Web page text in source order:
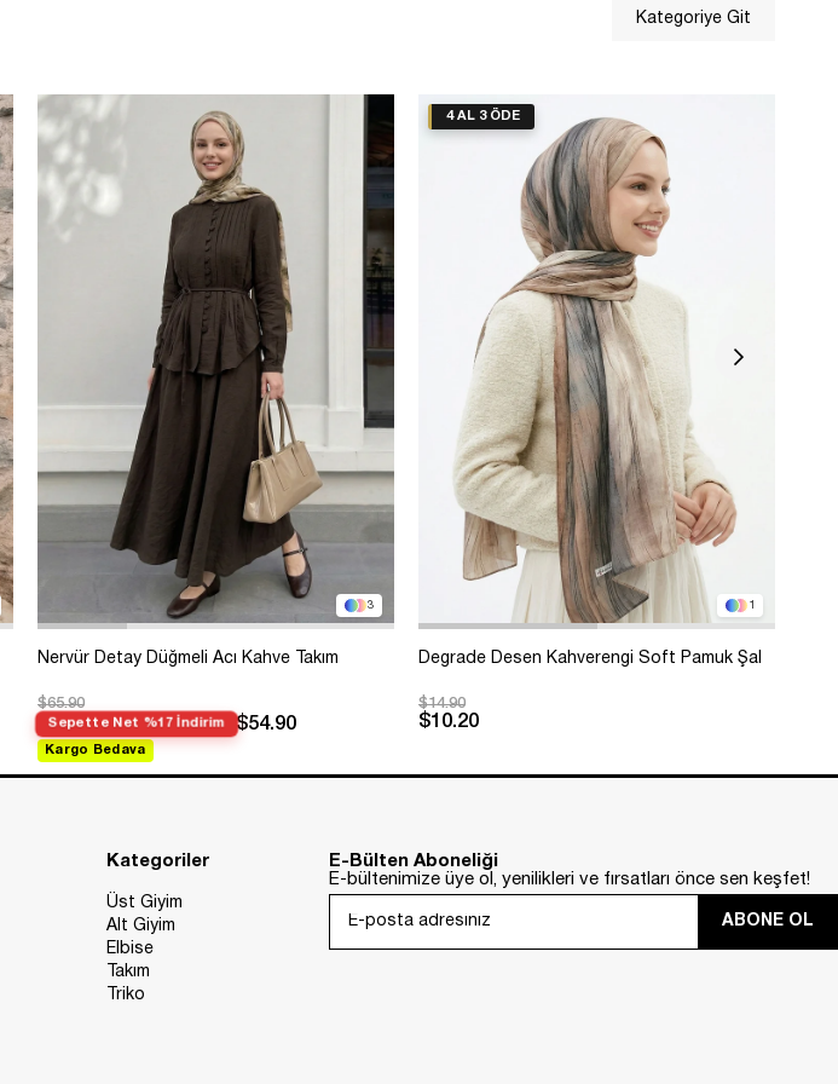
3
Nervür Detay Düğmeli Acı Kahve Takım
$65.90
Sepette Net %17 İndirim $54.90
Kargo Bedava
1
Degrade Desen Kahverengi Soft Pamuk Şal
$14.90
$10.20
4 AL 3 ÖDE
Kategoriye Git
Kategoriler
Üst Giyim
Alt Giyim
Elbise
Takım
Triko
E-Bülten Aboneliği
E-bültenimize üye ol, yenilikleri ve fırsatları önce sen keşfet!
ABONE OL